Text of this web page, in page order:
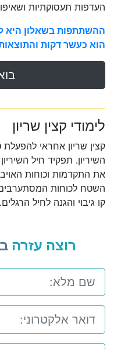
העדפות תעסוקתיות
ההשתתפות בשאלון היא
הוא כעשר דקות והתוצאות
לימודי קצין שריון
קצין שריון אחראי
השיריון. תפקיד חיל
את התקדמות וכוחות
השטח לכוחות
קו גיבוי והגנה לחיל הרגלים.
רוצה עזרה